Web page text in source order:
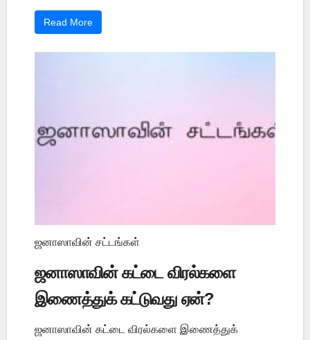
Read More
ஜனாஸாவின் சட்டங்கள்
ஜனாஸாவின் கட்டை விரல்களை
இணைத்துக் கட்டுவது ஏன்?
ஜனாஸாவின் கட்டை விரல்களை இணைத்துக்